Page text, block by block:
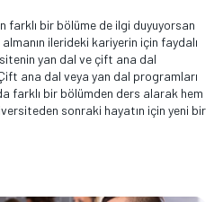
farklı bir bölüme de ilgi duyuyorsan
ilerideki kariyerin için faydalı
yan dal ve çift ana dal
ana dal veya yan dal programları
farklı bir bölümden ders alarak hem
sonraki hayatın için yeni bir